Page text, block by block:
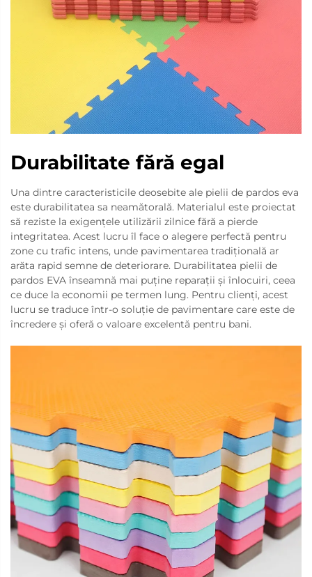
Durabilitate fără egal
Una dintre caracteristicile deosebite ale pielii de pardos eva
este durabilitatea sa neamătorală. Materialul este proiectat
să reziste la exigențele utilizării zilnice fără a pierde
integritatea. Acest lucru îl face o alegere perfectă pentru
zone cu trafic intens, unde pavimentarea tradițională ar
arăta rapid semne de deteriorare. Durabilitatea pielii de
pardos EVA înseamnă mai puține reparații și înlocuiri, ceea
ce duce la economii pe termen lung. Pentru clienți, acest
lucru se traduce într-o soluție de pavimentare care este de
încredere și oferă o valoare excelentă pentru bani.